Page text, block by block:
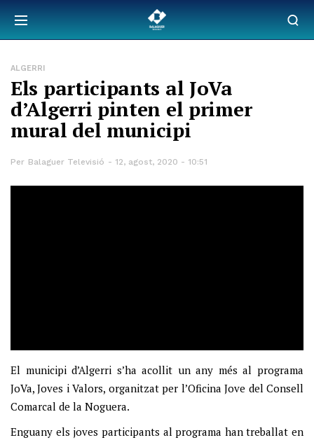
ALGERRI
Els participants al JoVa
d’Algerri pinten el primer
mural del municipi
Per Balaguer Televisió 12, agost, 2020 - 10:51
El municipi d’Algerri s’ha acollit un any més al programa
JoVa, Joves i Valors, organitzat per l’Oficina Jove del Consell
Comarcal de la Noguera.
Enguany els joves participants al programa han treballat en